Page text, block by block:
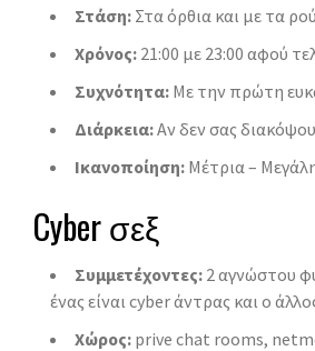
Στάση: Στα όρθια και με τα
Χρόνος: 21:00 με 23:00 αφού
Συχνότητα: Με την πρώτη
Διάρκεια:Αν δεν σας
Ικανοποίηση: Μέτρια –
Cyber σεξ
Συμμετέχοντες: 2 αγνώστου
ένας είναι cyber άντρας και ο
Χώρος: prive chat rooms,